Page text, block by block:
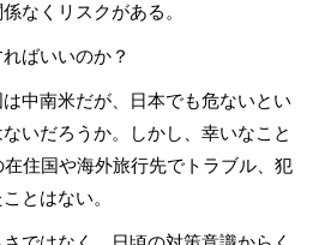
なくリスクがある。
ばいいのか？
中南米だが、日本でも危ないとい
いだろうか。しかし、幸いなこと
住国や海外旅行先でトラブル、犯
とはない。